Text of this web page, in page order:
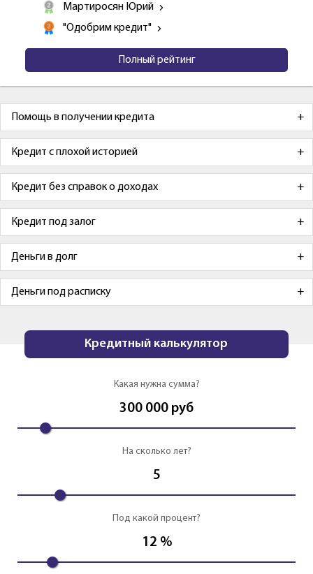
Мартиросян Юрий
"Одобрим кредит"
Полный рейтинг
Помощь в получении кредита
Кредит с плохой историей
Кредит без справок о доходах
Кредит под залог
Деньги в долг
Деньги под расписку
Кредитный калькулятор
Какая нужна сумма?
300 000 руб
На сколько лет?
5
Под какой процент?
12 %